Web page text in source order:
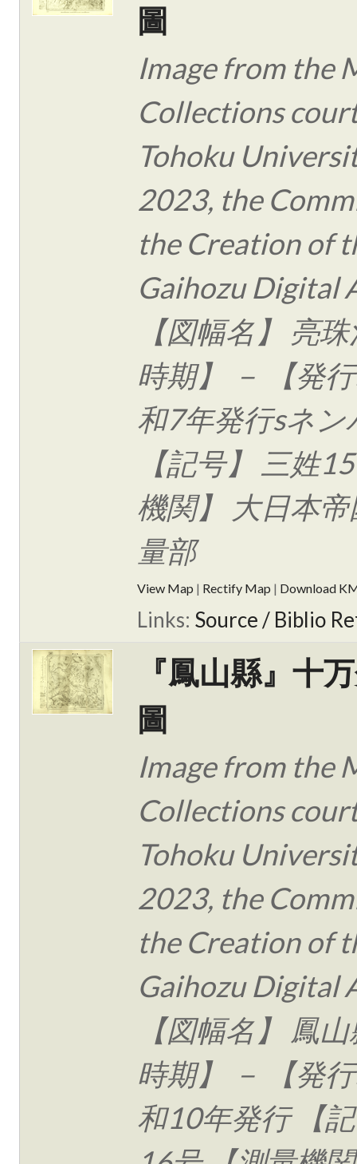
圖
Image from the
Collections
Tohoku
2023, the
the Creation of
Gaihozu Digital
【図幅名】 亮
時期】 － 【発
和7年発行sネ
【記号】 三姓
機関】 大日本
量部
View Map | Rectify Map | Download
Links: Source / Biblio
『鳳山縣』十
圖
Image from the
Collections
Tohoku
2023, the
the Creation of
Gaihozu Digital
【図幅名】 鳳
時期】 － 【発
和10年発行 【